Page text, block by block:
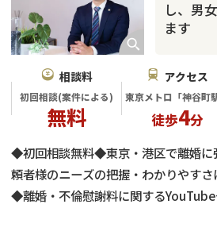
し、男
ます
相談料
初回相談(案件による)
無料
アクセス
東京メトロ「神谷町駅
徒歩4分
◆初回相談無料◆東京・港区で離婚
頼者様のニーズの把握・わかりやす
◆離婚・不倫慰謝料に関する